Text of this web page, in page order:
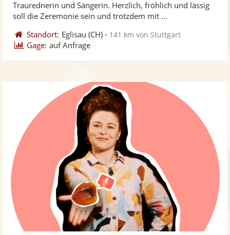
Sternen
Traurednerin und Sängerin. Herzlich, fröhlich und lässig
soll die Zeremonie sein und trotzdem mit ...
Standort: Eglisau (CH) - 141 km von Stuttgart
Gage: auf Anfrage